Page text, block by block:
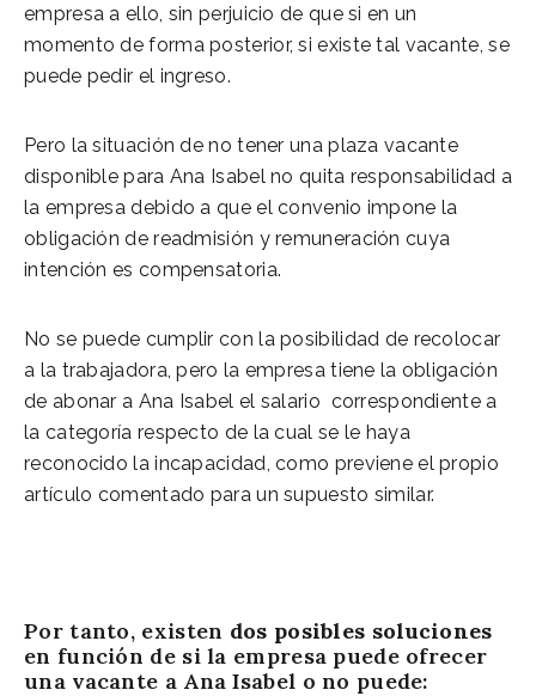
empresa a ello, sin perjuicio de que si en un
momento de forma posterior, si existe tal vacante, se
puede pedir el ingreso.
Pero la situación de no tener una plaza vacante
disponible para Ana Isabel no quita responsabilidad a
la empresa debido a que el convenio impone la
obligación de readmisión y remuneración cuya
intención es compensatoria.
No se puede cumplir con la posibilidad de recolocar
a la trabajadora, pero la empresa tiene la obligación
de abonar a Ana Isabel el salario correspondiente a
la categoría respecto de la cual se le haya
reconocido la incapacidad, como previene el propio
artículo comentado para un supuesto similar.
Por tanto, existen dos posibles soluciones
en función de si la empresa puede ofrecer
una vacante a Ana Isabel o no puede: